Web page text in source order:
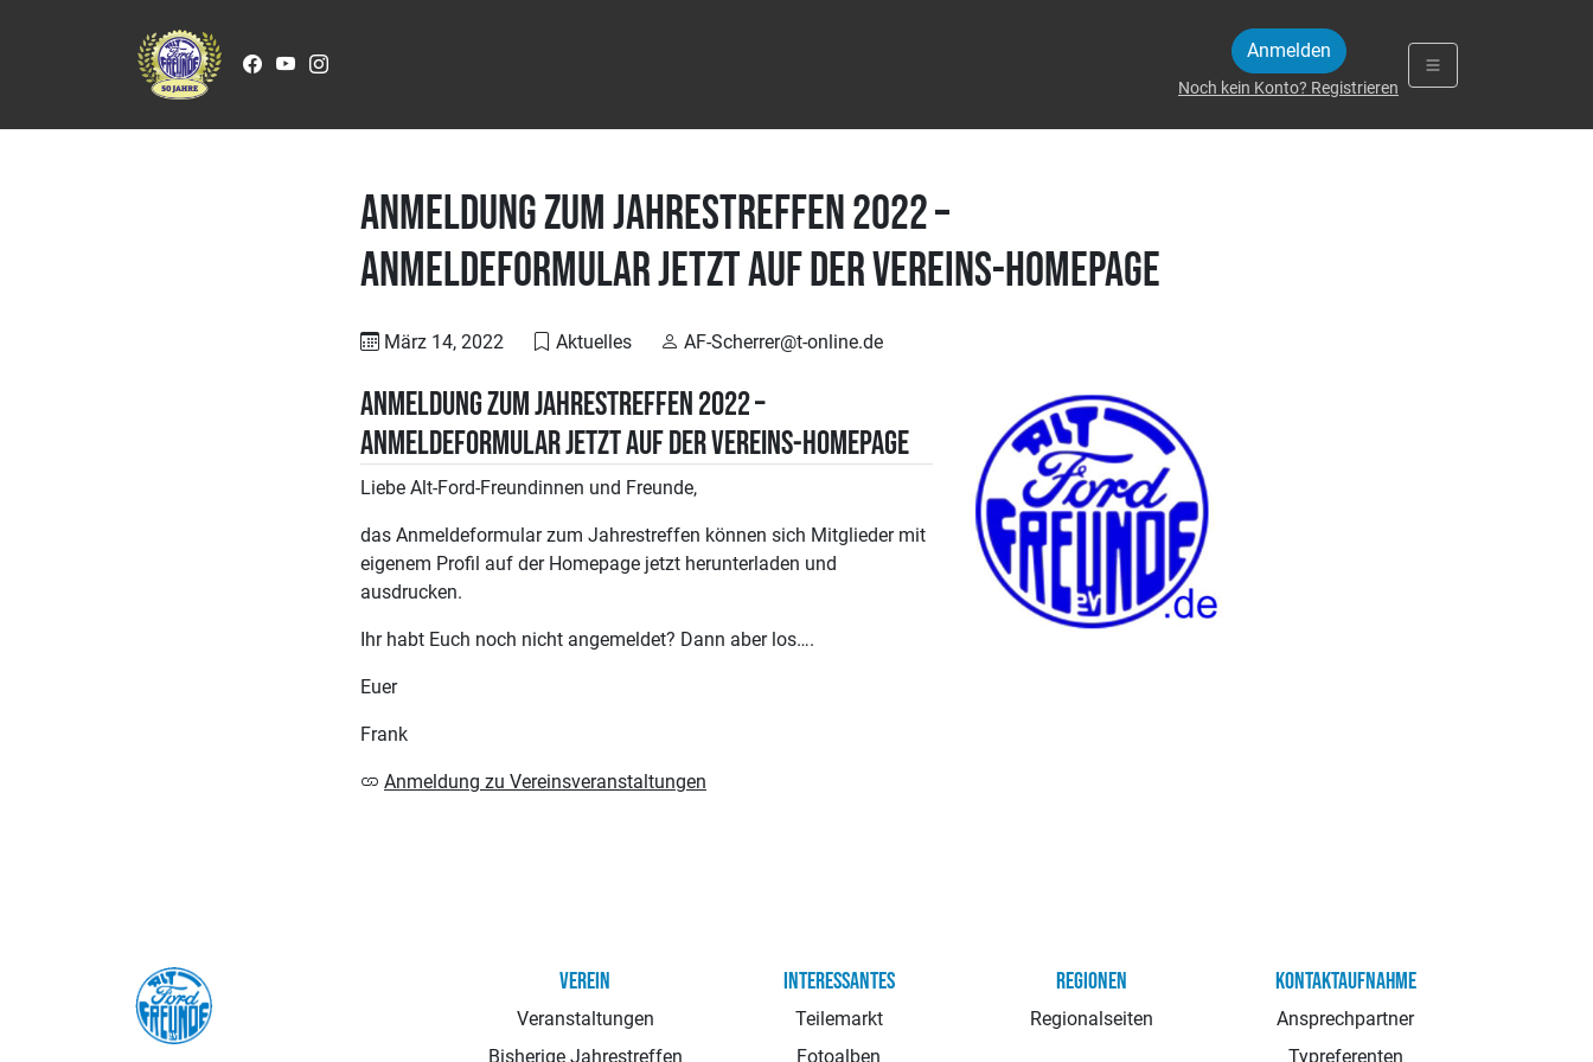
Anmelden
Noch kein Konto? Registrieren
Anmeldung zum Jahrestreffen 2022 –
Anmeldeformular jetzt auf der Vereins-Homepage
März 14, 2022 Aktuelles AF-Scherrer@t-online.de
Anmeldung zum Jahrestreffen 2022 –
Anmeldeformular jetzt auf der Vereins-Homepage
Liebe Alt-Ford-Freundinnen und Freunde,
das Anmeldeformular zum Jahrestreffen können sich Mitglieder mit
eigenem Profil auf der Homepage jetzt herunterladen und
ausdrucken.
Ihr habt Euch noch nicht angemeldet? Dann aber los….
Euer
Frank
Anmeldung zu Vereinsveranstaltungen
VEREIN
Veranstaltungen
Bisherige Jahrestreffen
INTERESSANTES
Teilemarkt
Fotoalben
REGIONEN
Regionalseiten
KONTAKTAUFNAHME
Ansprechpartner
Typreferenten